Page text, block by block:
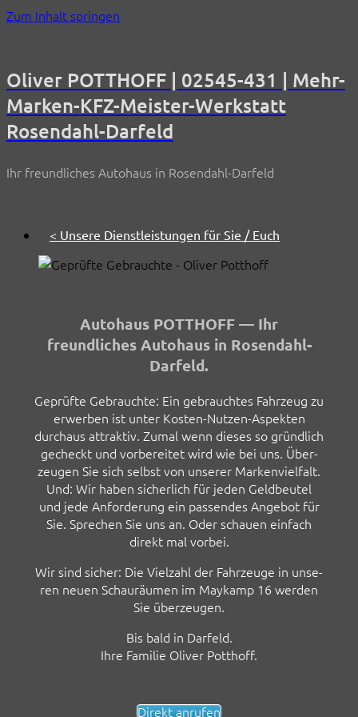
Zum Inhalt springen
Oliver POTTHOFF | 02545-431 | Mehr-
Marken-KFZ-Meister-Werkstatt
Rosendahl-Darfeld
Ihr freundliches Autohaus in Rosendahl-Darfeld
< Unsere Dienstleistungen für Sie / Euch
Autohaus POTTHOFF — Ihr
freundliches Autohaus in Rosendahl-
Darfeld.
Geprüf­te Gebrauch­te: Ein gebrauch­tes Fahr­zeug zu
erwer­ben ist unter Kos­ten-Nut­zen-Aspek­ten
durch­aus attrak­tiv. Zumal wenn die­ses so gründ­lich
gecheckt und vor­be­rei­tet wird wie bei uns. Über­
zeu­gen Sie sich selbst von unse­rer Mar­ken­viel­falt.
Und: Wir haben sicher­lich für jeden Geld­beu­tel
und jede Anfor­de­rung ein pas­sen­des Ange­bot für
Sie. Spre­chen Sie uns an. Oder schau­en ein­fach
direkt mal vorbei.
Wir sind sicher: Die Viel­zahl der Fahr­zeu­ge in unse­
ren neu­en Schau­räu­men im May­kamp 16 wer­den
Sie überzeugen.
Bis bald in Darfeld.
Ihre Fami­lie Oli­ver Potthoff.
Direkt anrufen